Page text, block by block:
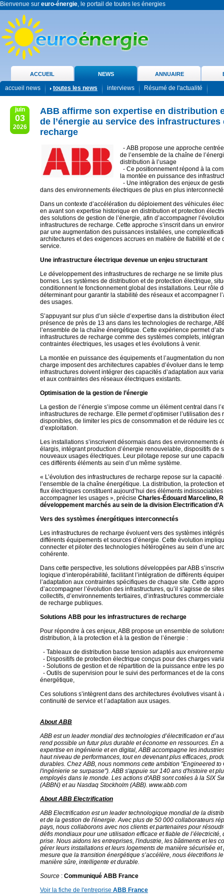
Bienvenue sur euro-énergie, le portail de toutes les énergies
ACCUEIL NEWS ANNUAIRE
accueil news toutes les news interviews Résumé de l'actualité
juin
03
2026
ABB affirme son expertise en distribution
de l’énergie au service des infrastructures
recharge
- ABB propose une approche
de l’ensemble de la chaîne de
distribution à l’usage
- Ce positionnement répond à la
la montée en puissance des
- Une intégration des enjeux de
dans des environnements électriques de plus en plus
Dans un contexte d’accélération du déploiement des véhicules
en avant son expertise historique en distribution et protection
des solutions de gestion de l’énergie, afin d’accompagner
infrastructures de recharge. Cette approche s’inscrit dans un
par une augmentation des puissances installées, une
architectures et des exigences accrues en matière de fiabilité et de
service.
Une infrastructure électrique devenue un enjeu structurant
Le développement des infrastructures de recharge ne se limite plus
bornes. Les systèmes de distribution et de protection électrique,
conditionnent le fonctionnement global des installations. Leur rôle
déterminant pour garantir la stabilité des réseaux et accompagner
des usages.
S’appuyant sur plus d’un siècle d’expertise dans la distribution
présence de près de 13 ans dans les technologies de recharge,
l’ensemble de la chaîne énergétique. Cette expérience permet
infrastructures de recharge comme des systèmes complets,
contraintes électriques, les usages et les évolutions à venir.
La montée en puissance des équipements et l’augmentation du
charge imposent des architectures capables d’évoluer dans le
infrastructures doivent intégrer des capacités d’adaptation aux
et aux contraintes des réseaux électriques existants.
Optimisation de la gestion de l’énergie
La gestion de l’énergie s’impose comme un élément central dans
infrastructures de recharge. Elle permet d’optimiser l’utilisation des
disponibles, de limiter les pics de consommation et de réduire les
d’exploitation.
Les installations s’inscrivent désormais dans des environnements
élargis, intégrant production d’énergie renouvelable, dispositifs de
nouveaux usages électriques. Leur pilotage repose sur une
ces différents éléments au sein d’un même système.
« L’évolution des infrastructures de recharge repose sur la capacité
l’ensemble de la chaîne énergétique. La distribution, la protection
flux électriques constituent aujourd’hui des éléments
accompagner les usages », précise Charles-Édouard Marcelino,
développement marchés au sein de la division Electrification
Vers des systèmes énergétiques interconnectés
Les infrastructures de recharge évoluent vers des systèmes
différents équipements et sources d’énergie. Cette évolution
connecter et piloter des technologies hétérogènes au sein d’une
cohérente.
Dans cette perspective, les solutions développées par ABB
logique d’interopérabilité, facilitant l’intégration de différents
l’adaptation aux contraintes spécifiques de chaque site. Cette
d’accompagner l’évolution des infrastructures, qu’il s’agisse de
collectifs, d’environnements tertiaires, d’infrastructures
de recharge publiques.
Solutions ABB pour les infrastructures de recharge
Pour répondre à ces enjeux, ABB propose un ensemble de
distribution, à la protection et à la gestion de l’énergie :
- Tableaux de distribution basse tension adaptés aux
- Dispositifs de protection électrique conçus pour des charges
- Solutions de gestion et de répartition de la puissance entre les
- Outils de supervision pour le suivi des performances et de la
énergétique,
Ces solutions s’intègrent dans des architectures évolutives visant à
continuité de service et l’adaptation aux usages.
About ABB
ABB est un leader mondial des technologies d’électrification et
rend possible un futur plus durable et économe en ressources. En
expertise en ingénierie et en digital, ABB accompagne les
haut niveau de performances, tout en devenant plus efficaces,
durables. Chez ABB, nous nommons cette ambition "Engineered to
l'ingénierie se surpasse"). ABB s'appuie sur 140 ans d'histoire et
employés dans le monde. Les actions d'ABB sont cotées à la SIX
(ABBN) et au Nasdaq Stockholm (ABB). www.abb.com
About ABB Electrification
ABB Electrification est un leader technologique mondial de la
et de la gestion de l'énergie. Avec plus de 50 000 collaborateurs
pays, nous collaborons avec nos clients et partenaires pour
défis mondiaux pour une utilisation efficace et fiable de l’électricité,
prise. Nous aidons les entreprises, l'industrie, les bâtiments et les
gérer leurs installations et leurs logements de manière sécurisée et
mesure que la transition énergétique s’accélère, nous électrifions
manière sûre, intelligente et durable.
Source : Communiqué ABB France
Voir la fiche de l'entreprise ABB France